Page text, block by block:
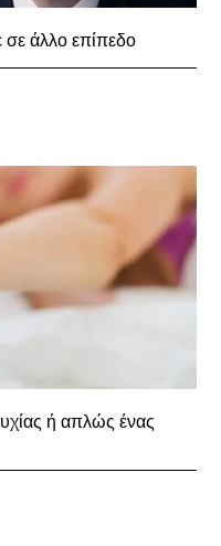
σε άλλο επίπεδο
ή απλώς ένας